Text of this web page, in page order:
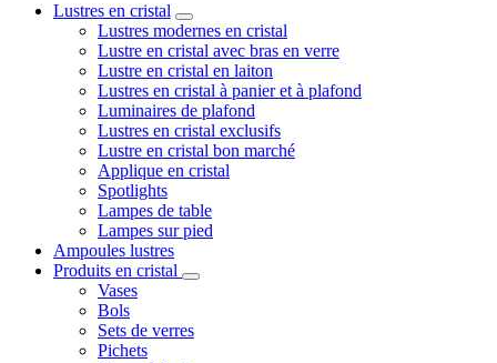
Lustres en cristal
Lustres modernes en cristal
Lustre en cristal avec bras en verre
Lustre en cristal en laiton
Lustres en cristal à panier et à plafond
Luminaires de plafond
Lustres en cristal exclusifs
Lustre en cristal bon marché
Applique en cristal
Spotlights
Lampes de table
Lampes sur pied
Ampoules lustres
Produits en cristal
Vases
Bols
Sets de verres
Pichets